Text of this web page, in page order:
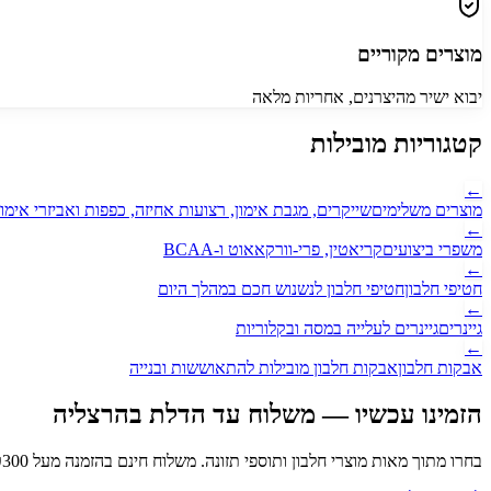
מוצרים מקוריים
יבוא ישיר מהיצרנים, אחריות מלאה
קטגוריות מובילות
←
מוצרים משלימיםשייקרים, מגבת אימון, רצועות אחיזה, כפפות ואביזרי
←
משפרי ביצועיםקריאטין, פרי-וורקאאוט ו-BCAA
←
חטיפי חלבוןחטיפי חלבון לנשנוש חכם במהלך היום
←
גיינריםגיינרים לעלייה במסה ובקלוריות
←
אבקות חלבוןאבקות חלבון מובילות להתאוששות ובנייה
הזמינו עכשיו — משלוח עד הדלת בהרצליה
בחרו מתוך מאות מוצרי חלבון ותוספי תזונה. משלוח חינם בהזמנה מעל ₪ 300